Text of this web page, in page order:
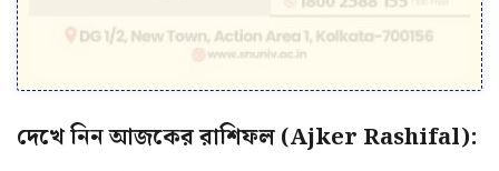
দেখে নিন আজকের রাশিফল (Ajker Rashifal):